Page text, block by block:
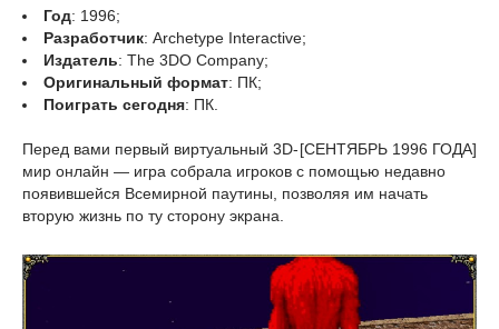
Год: 1996;
Разработчик: Archetype Interactive;
Издатель: The 3DO Company;
Оригинальный формат: ПК;
Поиграть сегодня: ПК.
[СЕНТЯБРЬ 1996 ГОДА]
Перед вами первый виртуальный 3D-
мир онлайн — игра собрала игроков с помощью недавно
появившейся Всемирной паутины, позволяя им начать
вторую жизнь по ту сторону экрана.